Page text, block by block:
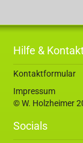
Hilfe &
Kontaktformular
Impressum
© W. Holzheimer
Socials